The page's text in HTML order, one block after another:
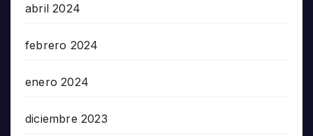
abril 2024
febrero 2024
enero 2024
diciembre 2023